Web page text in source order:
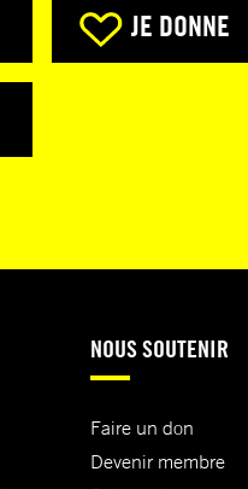
JE DONNE
NOUS SOUTENIR
Faire un don
Devenir membre